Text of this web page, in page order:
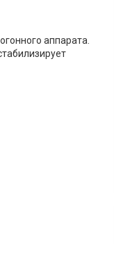
аппарата.